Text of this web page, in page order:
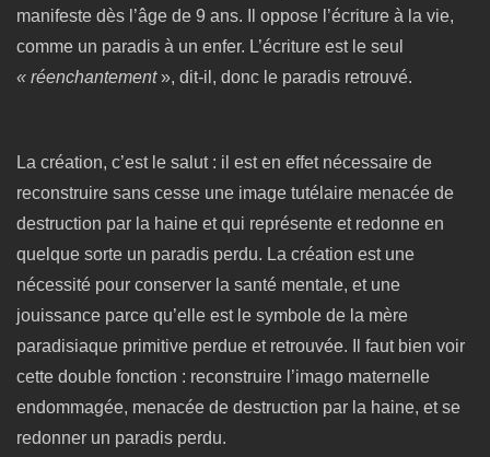
manifeste dès l’âge de 9 ans. Il oppose l’écriture à la vie,
comme un paradis à un enfer. L’écriture est le seul
« réenchantement», dit-il, donc le paradis retrouvé.
La création, c’est le salut : il est en effet nécessaire de
reconstruire sans cesse une image tutélaire menacée de
destruction par la haine et qui représente et redonne en
quelque sorte un paradis perdu. La création est une
nécessité pour conserver la santé mentale, et une
jouissance parce qu’elle est le symbole de la mère
paradisiaque primitive perdue et retrouvée. Il faut bien voir
cette double fonction : reconstruire l’imago maternelle
endommagée, menacée de destruction par la haine, et se
redonner un paradis perdu.